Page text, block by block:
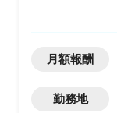
月額報酬
勤務地